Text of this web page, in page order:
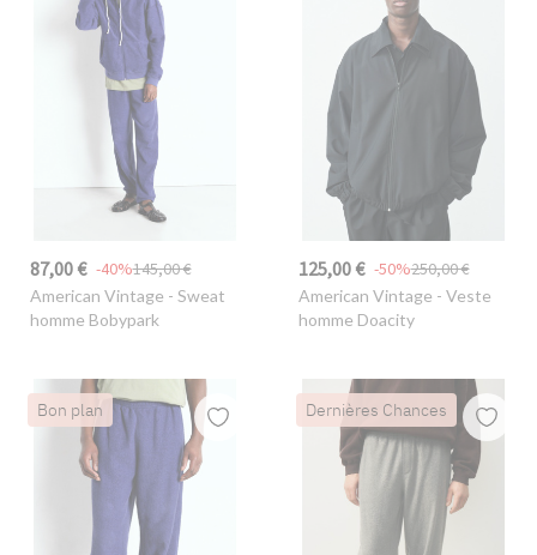
87,00 € 145,00 €
-40%
American Vintage - Sweat
homme Bobypark
125,00 € 250,00 €
-50%
American Vintage - Veste
homme Doacity
Bon plan Dernières Chances